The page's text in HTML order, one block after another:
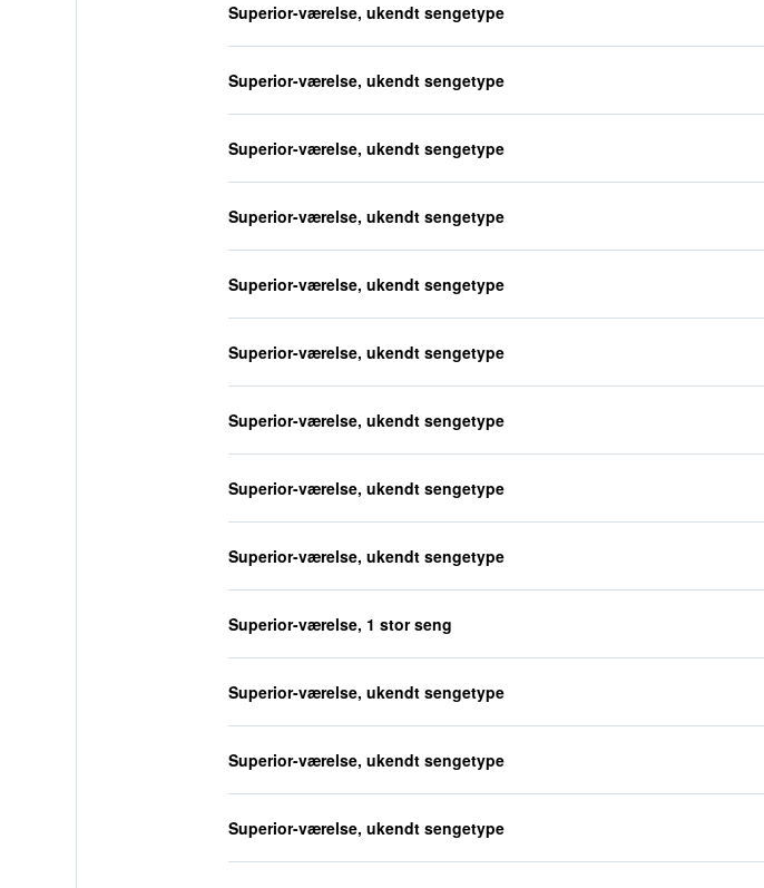
Superior-værelse, ukendt sengetype
Superior-værelse, ukendt sengetype
Superior-værelse, ukendt sengetype
Superior-værelse, ukendt sengetype
Superior-værelse, ukendt sengetype
Superior-værelse, ukendt sengetype
Superior-værelse, ukendt sengetype
Superior-værelse, ukendt sengetype
Superior-værelse, ukendt sengetype
Superior-værelse, 1 stor seng
Superior-værelse, ukendt sengetype
Superior-værelse, ukendt sengetype
Superior-værelse, ukendt sengetype